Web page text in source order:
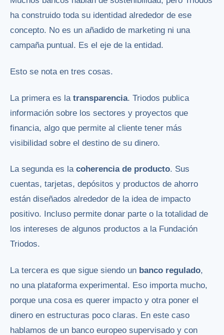
ha construido toda su identidad alrededor de ese
concepto. No es un añadido de marketing ni una
campaña puntual. Es el eje de la entidad.
Esto se nota en tres cosas.
La primera es la transparencia. Triodos publica
información sobre los sectores y proyectos que
financia, algo que permite al cliente tener más
visibilidad sobre el destino de su dinero.
La segunda es la coherencia de producto. Sus
cuentas, tarjetas, depósitos y productos de ahorro
están diseñados alrededor de la idea de impacto
positivo. Incluso permite donar parte o la totalidad de
los intereses de algunos productos a la Fundación
Triodos.
La tercera es que sigue siendo un banco regulado,
no una plataforma experimental. Eso importa mucho,
porque una cosa es querer impacto y otra poner el
dinero en estructuras poco claras. En este caso
hablamos de un banco europeo supervisado y con